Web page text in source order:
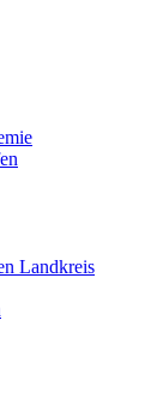
Landkreis